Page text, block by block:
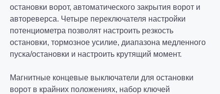
остановки ворот, автоматического закрытия ворот и
автореверса. Четыре переключателя настройки
потенциометра позволят настроить резкость
остановки, тормозное усилие, диапазона медленного
пуска/остановки и настроить крутящий момент.
Магнитные концевые выключатели для остановки
ворот в крайних положениях, набор ключей